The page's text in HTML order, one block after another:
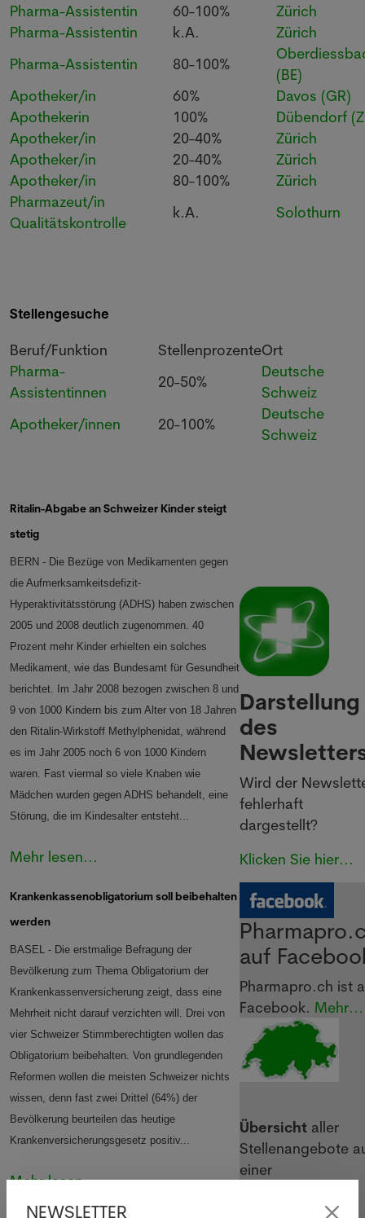
Pharma-Assistentin
60-100%
Zürich
Pharma-Assistentin
k.A.
Zürich
Pharma-Assistentin
80-100%
(BE)
Apotheker/in
60%
Davos (GR)
Apothekerin
100%
Dübendorf
Apotheker/in
20-40%
Zürich
Apotheker/in
20-40%
Zürich
Apotheker/in
80-100%
Zürich
Pharmazeut/in
Qualitätskontrolle
k.A. Solothurn
Stellengesuche
Beruf/Funktion StellenprozenteOrt
Pharma-
Assistentinnen
20-50%
Deutsche
Schweiz
Apotheker/innen
20-100%
Deutsche
Schweiz
Ritalin-Abgabe an Schweizer Kinder steigt
stetig
BERN - Die Bezüge von Medikamenten gegen
die Aufmerksamkeitsdefizit-
Hyperaktivitätsstörung (ADHS) haben zwischen
2005 und 2008 deutlich zugenommen. 40
Prozent mehr Kinder erhielten ein solches
Medikament, wie das Bundesamt für Gesundheit
berichtet.
Im Jahr 2008 bezogen zwischen 8 und
9 von 1000 Kindern bis zum Alter von 18 Jahren
den Ritalin-Wirkstoff Methylphenidat, während
es im Jahr 2005 noch 6 von 1000 Kindern
waren. Fast viermal so viele Knaben wie
Mädchen wurden gegen ADHS behandelt, eine
Störung, die im Kindesalter entsteht...
Mehr lesen...
Krankenkassenobligatorium soll beibehalten
werden
BASEL - Die erstmalige Befragung der
Bevölkerung zum Thema Obligatorium der
Krankenkassenversicherung zeigt, dass eine
Mehrheit nicht darauf verzichten will. Drei von
vier Schweizer Stimmberechtigten wollen das
Obligatorium beibehalten. Von grundlegenden
Reformen wollen die meisten Schweizer nichts
wissen, denn fast zwei Drittel (64%) der
Bevölkerung beurteilen das heutige
Krankenversicherungsgesetz positiv...
Mehr lesen...
Darstellung
des
Wird der
fehlerhaft
dargestellt?
Klicken Sie hier...
auf
Pharmapro.ch ist
Facebook. Mehr...
Übersicht aller
Stellenangebote
einer
NEWSLETTER